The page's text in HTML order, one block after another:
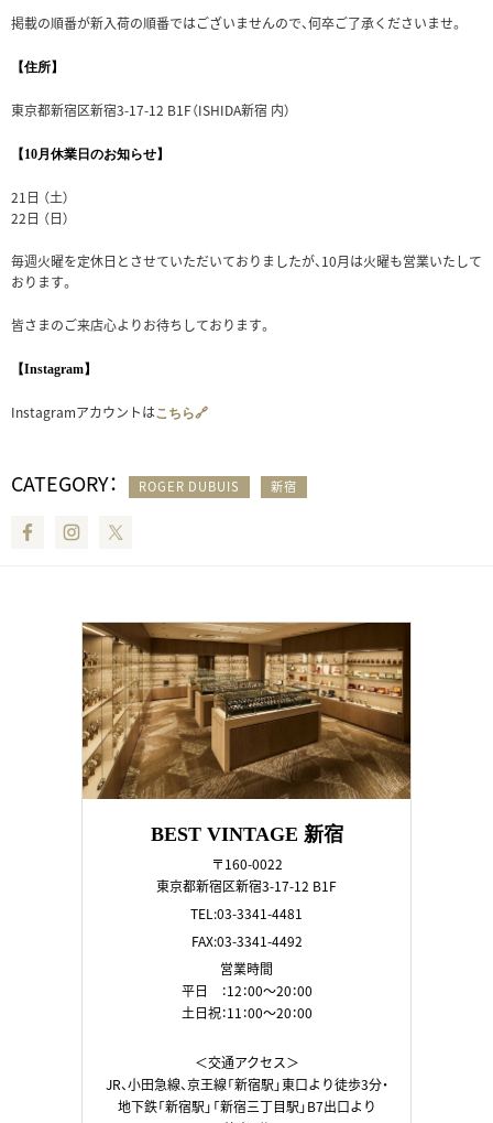
掲載の順番が新入荷の順番ではございませんので、何卒ご了承くださいませ。
【住所】
東京都新宿区新宿3-17-12 B1F（ISHIDA新宿 内）
【10月休業日のお知らせ】
21日 （土）
22日 （日）
毎週火曜を定休日とさせていただいておりましたが、10月は火曜も営業いたして
おります。
皆さまのご来店心よりお待ちしております。
【Instagram】
Instagramアカウントはこちら🔗
CATEGORY： ROGER DUBUIS 新宿
FacebookInstagram
BEST VINTAGE 新宿
〒160-0022
東京都新宿区新宿3-17-12 B1F
TEL:03-3341-4481
FAX:03-3341-4492
営業時間
平日 ：12：00～20：00
土日祝：11：00～20：00
＜交通アクセス＞
JR、小田急線、京王線「新宿駅」東口より徒歩3分・
地下鉄「新宿駅」「新宿三丁目駅」B7出口より